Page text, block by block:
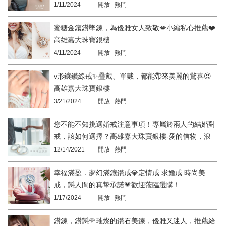
1/11/2024 開放 熱門
蜜糖金鑲鑽墜鍊，為優雅女人致敬💋小編私心推薦❤️
高雄嘉大珠寶銀樓
4/11/2024 開放 熱門
v形鑲鑽線戒✨疊戴、單戴，都能帶來美麗的驚喜😍
高雄嘉大珠寶銀樓
3/21/2024 開放 熱門
您不能不知挑選婚戒注意事項！專屬於兩人的結婚對
戒，該如何選擇？高雄嘉大珠寶銀樓-愛的信物，浪
漫首選。
12/14/2021 開放 熱門
幸福滿盈．夢幻滿鑲鑽戒💎定情戒 求婚戒 時尚美
戒，戀人間的真摯承諾💗歡迎蒞臨選購！
1/17/2024 開放 熱門
鑽鍊，鑽戀🌹璀燦的鑽石美鍊，優雅又迷人，推薦給